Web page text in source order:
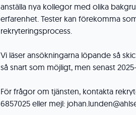
anställa nya kollegor med olika
erfarenhet. Tester kan förekomma
rekryteringsprocess.
Vi läser ansökningarna löpande så
så snart som möjligt, men senast
För frågor om tjänsten, kontakta
6857025 eller mejl: